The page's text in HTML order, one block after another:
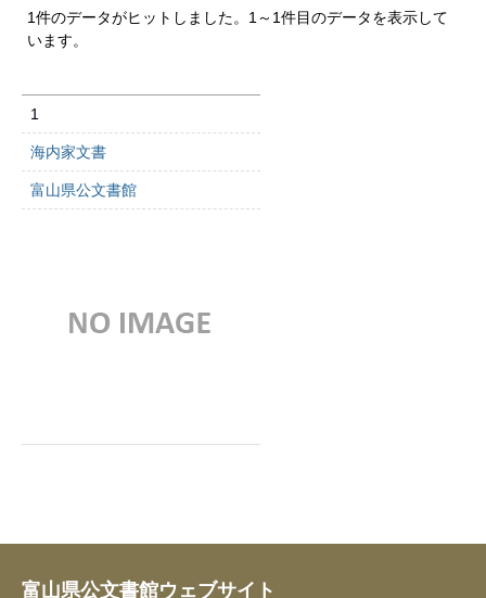
1件のデータがヒットしました。1～1件目のデータを表示して
います。
1
海内家文書
富山県公文書館
富山県公文書館ウェブサイト